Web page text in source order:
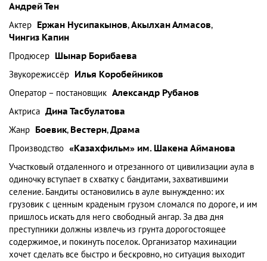
Андрей Тен
Актер Ержан Нусипакынов,Акылхан Алмасов,
Чингиз Капин
Продюсер Шынар Борибаева
Звукорежиссёр Илья Коробейников
Оператор – постановщик Александр Рубанов
Актриса Дина Тасбулатова
Жанр Боевик, Вестерн,Драма
Производство «Казахфильм» им. Шакена Айманова
Участковый отдаленного и отрезанного от цивилизации аула в
одиночку вступает в схватку с бандитами, захватившими
селение. Бандиты остановились в ауле вынужденно: их
грузовик с ценным краденым грузом сломался по дороге, и им
пришлось искать для него свободный ангар. За два дня
преступники должны извлечь из грунта дорогостоящее
содержимое, и покинуть поселок. Организатор махинации
хочет сделать все быстро и бескровно, но ситуация выходит